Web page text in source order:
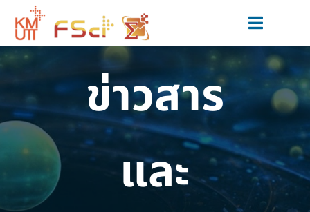
content
Toggle
สมัครเรียน
หลักสูตร
วิจัยและนวัตกรรม
ข่าวสารและกิจกรรม
สำหรับนักศึกษาปัจจุบัน
ข่าวสาร
และ